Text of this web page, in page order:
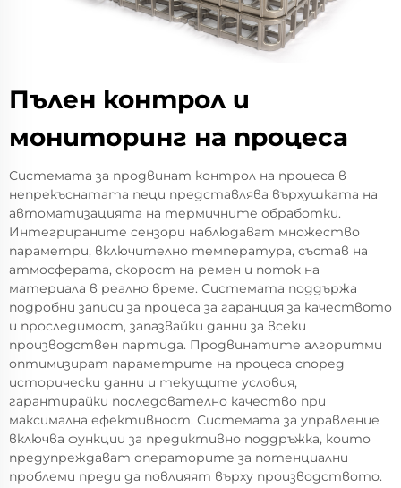
Пълен контрол и
мониторинг на процеса
Системата за продвинат контрол на процеса в
непрекъснатата пеци представлява върхушката на
автоматизацията на термичните обработки.
Интегрираните сензори наблюдават множество
параметри, включително температура, състав на
атмосферата, скорост на ремен и поток на
материала в реално време. Системата поддържа
подробни записи за процеса за гаранция за качеството
и проследимост, запазвайки данни за всеки
производствен партида. Продвинатите алгоритми
оптимизират параметрите на процеса според
исторически данни и текущите условия,
гарантирайки последователно качество при
максимална ефективност. Системата за управление
включва функции за предиктивно поддръжка, които
предупреждават операторите за потенциални
проблеми преди да повлияят върху производството.